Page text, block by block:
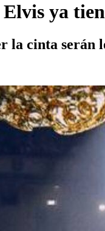
ya
la cinta serán